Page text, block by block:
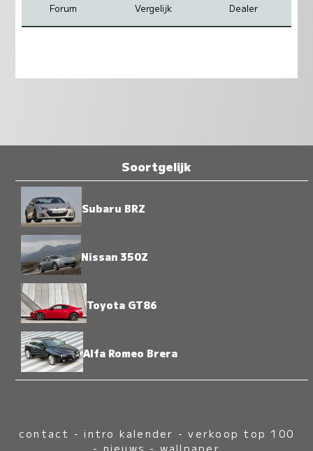
Forum Vergelijk Dealer
Soortgelijk
Subaru BRZ
Nissan 350Z
Toyota GT86
Alfa Romeo Brera
contact -intro kalender -verkoop top 100
- nieuws - wallpaper